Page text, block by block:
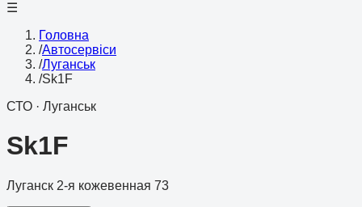
☰
Головна
/Автосервіси
/Луганськ
/Sk1F
СТО · Луганськ
Sk1F
Луганск 2-я кожевенная 73